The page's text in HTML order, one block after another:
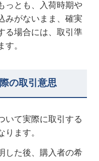
っとも、入荷時期や
みがないまま、確実
る場合には、取引準
。
の取引意思
いて実際に取引する
ます。
した後、購入者の希